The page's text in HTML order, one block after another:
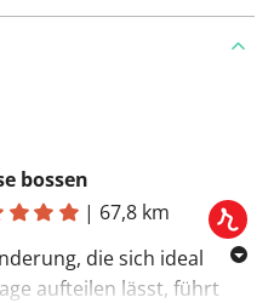
aufgefallen?
Problem
bossen
| 67,8 km
die sich ideal
aufteilen lässt, führt